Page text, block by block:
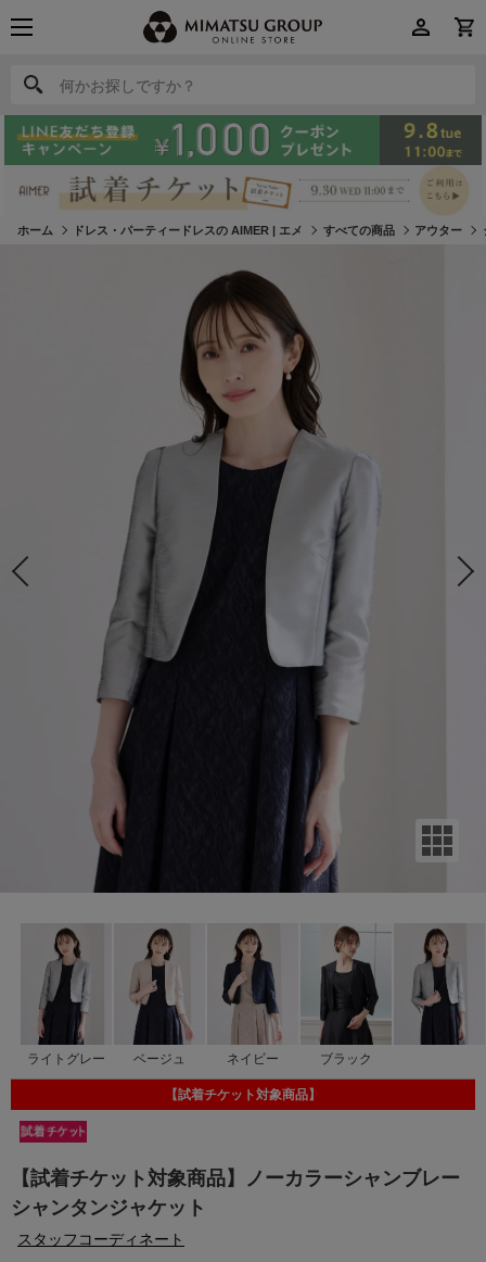
何かお探しですか？
何かお探しですか？
ホーム ドレス・パーティードレスの AIMER | エメ すべての商品 アウター
ライトグレー ベージュ ネイビー ブラック
【試着チケット対象商品】ノーカラーシャンブレー
シャンタンジャケット
スタッフコーディネート
【試着チケット対象商品】